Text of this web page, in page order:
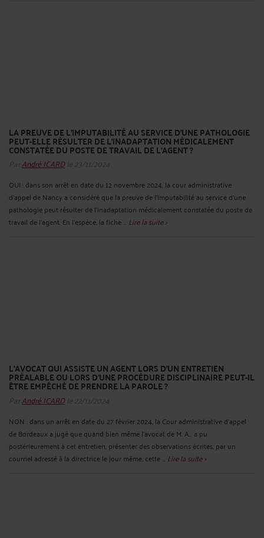
LA PREUVE DE L’IMPUTABILITÉ AU SERVICE D’UNE PATHOLOGIE
PEUT-ELLE RÉSULTER DE L’INADAPTATION MÉDICALEMENT
CONSTATÉE DU POSTE DE TRAVAIL DE L’AGENT ?
ParAndré ICARDle 23/11/2024
OUI : dans son arrêt en date du 12 novembre 2024, la cour administrative
d’appel de Nancy a considéré que la preuve de l’imputabilité au service d’une
pathologie peut résulter de l’inadaptation médicalement constatée du poste de
travail de l’agent. En l’espèce, la fiche ... Lire la suite >
L’AVOCAT QUI ASSISTE UN AGENT LORS D’UN ENTRETIEN
PRÉALABLE OU LORS D’UNE PROCÉDURE DISCIPLINAIRE PEUT-IL
ÊTRE EMPÊCHÉ DE PRENDRE LA PAROLE ?
ParAndré ICARDle 22/11/2024
NON : dans un arrêt en date du 27 février 2024, la Cour administrative d’appel
de Bordeaux a jugé que quand bien même l'avocat de M. A... a pu
postérieurement à cet entretien, présenter des observations écrites, par un
courriel adressé à la directrice le jour même, cette ... Lire la suite >